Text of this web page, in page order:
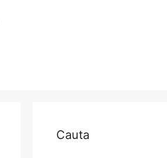
Cauta